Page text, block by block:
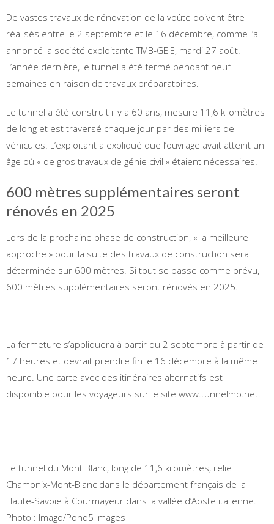
De vastes travaux de rénovation de la voûte doivent être
réalisés entre le 2 septembre et le 16 décembre, comme l’a
annoncé la société exploitante TMB-GEIE, mardi 27 août.
L’année dernière, le tunnel a été fermé pendant neuf
semaines en raison de travaux préparatoires.
Le tunnel a été construit il y a 60 ans, mesure 11,6 kilomètres
de long et est traversé chaque jour par des milliers de
véhicules. L’exploitant a expliqué que l’ouvrage avait atteint un
âge où « de gros travaux de génie civil » étaient nécessaires.
600 mètres supplémentaires seront
rénovés en 2025
Lors de la prochaine phase de construction, « la meilleure
approche » pour la suite des travaux de construction sera
déterminée sur 600 mètres. Si tout se passe comme prévu,
600 mètres supplémentaires seront rénovés en 2025.
La fermeture s’appliquera à partir du 2 septembre à partir de
17 heures et devrait prendre fin le 16 décembre à la même
heure. Une carte avec des itinéraires alternatifs est
disponible pour les voyageurs sur le site www.tunnelmb.net.
Le tunnel du Mont Blanc, long de 11,6 kilomètres, relie
Chamonix-Mont-Blanc dans le département français de la
Haute-Savoie à Courmayeur dans la vallée d’Aoste italienne.
Photo : Imago/Pond5 Images